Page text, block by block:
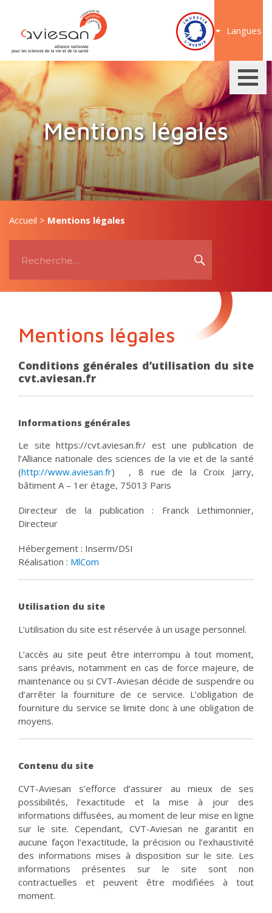
contenu
Langues
Mentions légales
Accueil > Mentions légales
Recherche
Mentions légales
Conditions générales d’utilisation du site
cvt.aviesan.fr
Informations générales
Le site https://cvt.aviesan.fr/ est une publication de
l’Alliance nationale des sciences de la vie et de la santé
(http://www.aviesan.fr) , 8 rue de la Croix Jarry,
bâtiment A – 1er étage, 75013 Paris
Directeur de la publication : Franck Lethimonnier,
Directeur
Hébergement : Inserm/DSI
Réalisation : MlCom
Utilisation du site
L’utilisation du site est réservée à un usage personnel.
L’accès au site peut être interrompu à tout moment,
sans préavis, notamment en cas de force majeure, de
maintenance ou si CVT-Aviesan décide de suspendre ou
d’arrêter la fourniture de ce service. L’obligation de
fourniture du service se limite donc à une obligation de
moyens.
Contenu du site
CVT-Aviesan s’efforce d’assurer au mieux de ses
possibilités, l’exactitude et la mise à jour des
informations diffusées, au moment de leur mise en ligne
sur le site. Cependant, CVT-Aviesan ne garantit en
aucune façon l’exactitude, la précision ou l’exhaustivité
des informations mises à disposition sur le site. Les
informations présentes sur le site sont non
contractuelles et peuvent être modifiées à tout
moment.